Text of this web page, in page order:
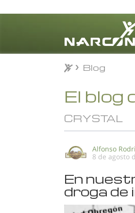
Blog
El blog
CRYSTAL
Alfonso
8 de agosto
En
droga de
Blog